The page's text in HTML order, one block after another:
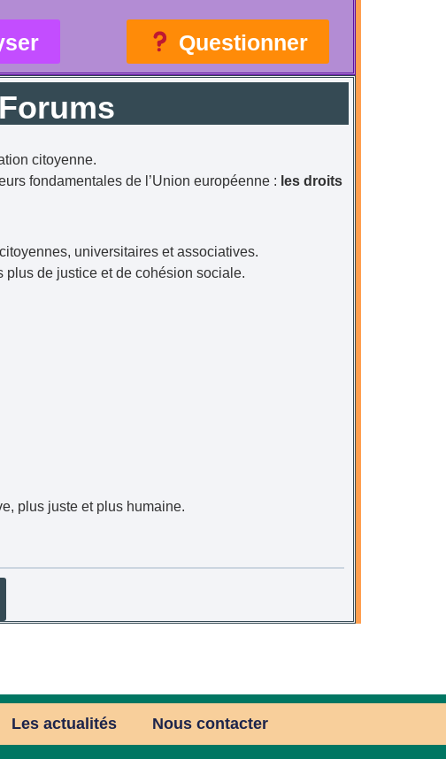
Questionner
citoyenne.
fondamentales de l’Union européenne : les droits
universitaires et associatives.
plus de justice et de cohésion sociale.
plus juste et plus humaine.
Les actualités Nous contacter